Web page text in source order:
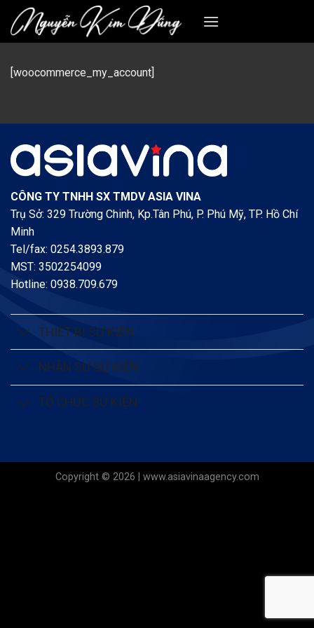
content
[woocommerce_my_account]
CÔNG TY TNHH SX TMDV ASIA VINA
Trụ Sở: 329 Trường Chinh, Kp.Tân Phú, P. Phú Mỹ, TP. Hồ Chí
Minh
Tel/fax: 0254.3893.879
MST: 3502254099
Hotline: 0938.709.679
THIẾT BỊ SỰ KIỆN
NHÂN SỰ SỰ KIỆN
TỔ CHỨC SỰ KIỆN
Copyright © 2026 | www.asiavinaagency.com